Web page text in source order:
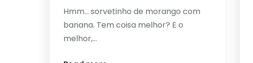
Hmm... sorvetinho de morango com
banana. Tem coisa melhor? E o
melhor,...